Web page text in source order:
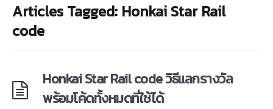
Articles Tagged: Honkai Star Rail
code
Honkai Star Rail code วิธีแลกรางวัล
พร้อมโค้ดทั้งหมดที่ใช้ได้